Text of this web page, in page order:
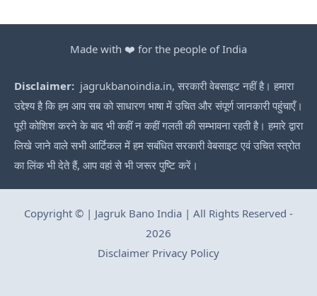
Made with ❤️ for the people of India
Disclaimer: jagrukbanoindia.in, सरकारी वेबसाइट नहीं है। हमारा
उद्देश्य है कि हम आप सब को साधारण भाषा में उचित और संपूर्ण जानकारी पहुंचाएँ।
पूरी कोशिश करने के बाद भी कहीं न कहीं गलती की सम्भावना रहती है। हमारे द्वारा
लिखे जाने वाले सभी आर्टिकल में हम सबंधित सरकारी वेबसाइट एवं उचित स्त्रोत
का लिंक भी देते हैं, आप वहां से भी जरूर पुष्टि करें।
Copyright © | Jagruk Bano India | All Rights Reserved -
2026
Disclaimer Privacy Policy